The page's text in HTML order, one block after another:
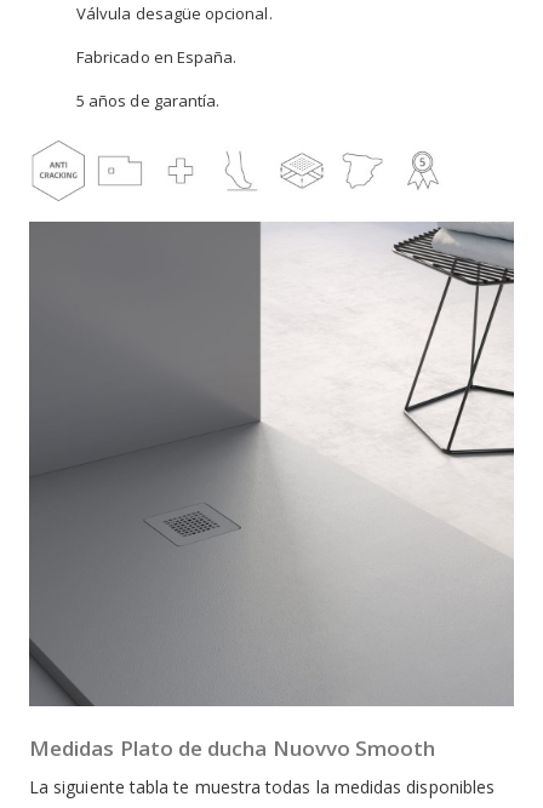
Válvula desagüe opcional.
Fabricado en España.
5 años de garantía.
Medidas Plato de ducha Nuovvo Smooth
La siguiente tabla te muestra todas la medidas disponibles